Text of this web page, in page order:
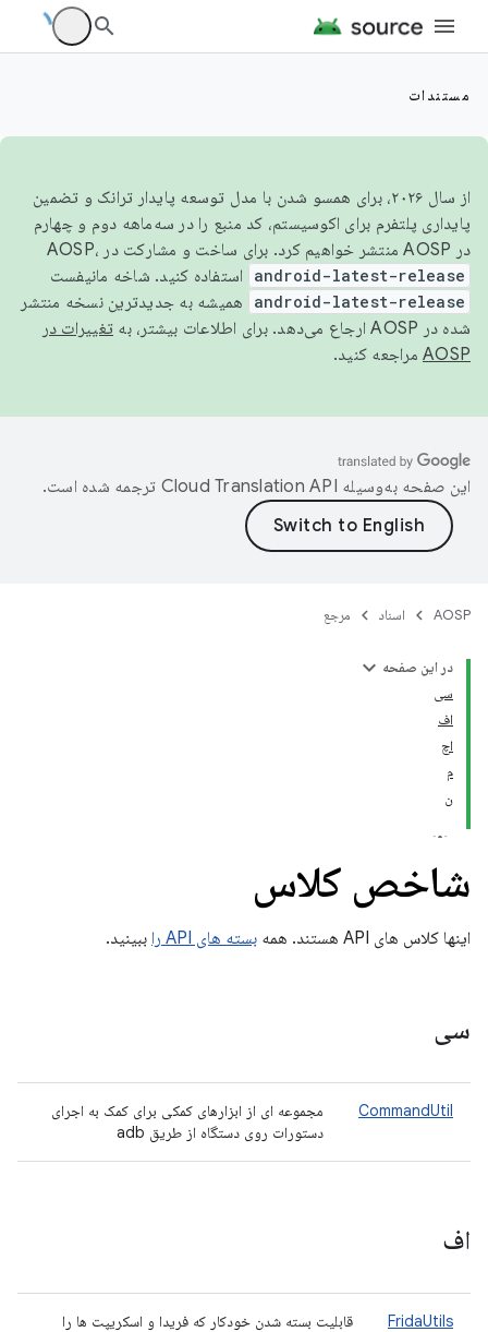
مستندات
از سال ۲۰۲۶، برای همسو شدن با مدل توسعه پایدار ترانک و تضمین
پایداری پلتفرم برای اکوسیستم، کد منبع را در سه‌ماهه دوم و چهارم
در AOSP منتشر خواهیم کرد. برای ساخت و مشارکت در AOSP،
android-latest-release استفاده کنید. شاخه مانیفست
android-latest-release
همیشه به جدیدترین نسخه منتشر
شده در AOSP ارجاع می‌دهد. برای اطلاعات بیشتر، به
تغییرات در
AOSP مراجعه کنید.
این صفحه به‌وسیله ترجمه شده است.
AOSP اسناد مرجع
در این صفحه
سی
اف
اچ
م
ن
شاخص کلاس
اینها کلاس های API هستند. همه بسته های API را ببینید.
سی
CommandUtil
مجموعه ای از ابزارهای کمکی برای کمک به اجرای
دستورات روی دستگاه از طریق adb
اف
FridaUtils
قابلیت بسته شدن خودکار که فریدا و اسکریپت ها را